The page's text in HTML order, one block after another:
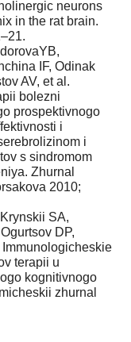
neurons
in the rat brain.
IF, Odinak
AV, et al.
bolezni
prospektivnogo
i
i
s sindromom
Zhurnal
2010;
SA,
DP,
terapii u
kognitivnogo
zhurnal